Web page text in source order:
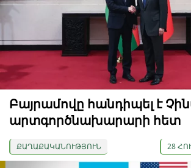
Բայրամովը հանդիպել է
արտգործնախարարի հետ
ՔԱՂԱՔԱԿԱՆՈՒԹՅՈՒՆ 28